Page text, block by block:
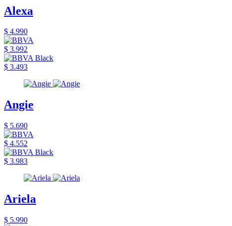
Alexa
$ 4.990
$ 3.992
$ 3.493
Angie
$ 5.690
$ 4.552
$ 3.983
Ariela
$ 5.990